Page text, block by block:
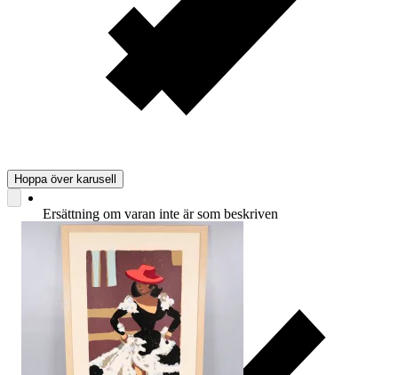
Ersättning om varan inte är som beskriven
Hoppa över karusell